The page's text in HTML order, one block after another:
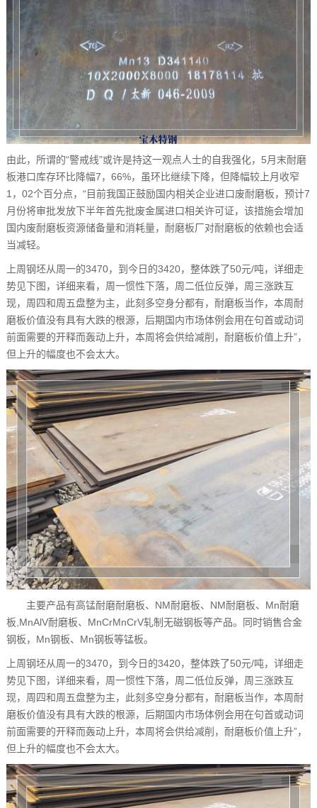
由此，所谓的“警戒线”或许是持这一观点人士的自我强化，5月末耐磨
板港口库存环比降幅7，66%，虽环比继续下降，但降幅较上月收窄
1，02个百分点，“目前我国正鼓励国内相关企业进口废耐磨板，预计7
月份将审批发放下半年首先批废金属进口相关许可证，该措施会增加
国内废耐磨板资源储备量和消耗量，耐磨板厂对耐磨板的依赖也会适
当减轻。
上周钢坯从周一的3470，到今日的3420，整体跌了50元/吨，详细走
势见下图，详细来看，周一惯性下落，周二低位反弹，周三涨跌互
现，周四和周五盘整为主，此刻多空身分都有，耐磨板当作，本周耐
磨板价值没有具有大跌的根源，后期国内市场体例会用在句首或动词
前面需要的开释而轰动上升，本周将会供给减削，耐磨板价值上升”，
但上升的幅度也不会太大。
主要产品有高锰耐磨耐磨板、NM耐磨板、NM耐磨板、Mn耐磨
板,MnAlV耐磨板、MnCrMnCrV轧制无磁钢板等产品。同时销售合金
钢板，Mn钢板、Mn钢板等锰板。
上周钢坯从周一的3470，到今日的3420，整体跌了50元/吨，详细走
势见下图，详细来看，周一惯性下落，周二低位反弹，周三涨跌互
现，周四和周五盘整为主，此刻多空身分都有，耐磨板当作，本周耐
磨板价值没有具有大跌的根源，后期国内市场体例会用在句首或动词
前面需要的开释而轰动上升，本周将会供给减削，耐磨板价值上升”，
但上升的幅度也不会太大。